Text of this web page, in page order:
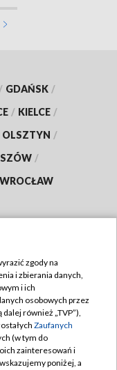
/ GDAŃSK /
/ KIELCE /
OLSZTYN /
/
WROCŁAW
zgody na
i zbierania danych,
i ich
osobowych przez
również „TVP”),
Zaufanych
(w tym do
zainteresowań i
poniżej, a